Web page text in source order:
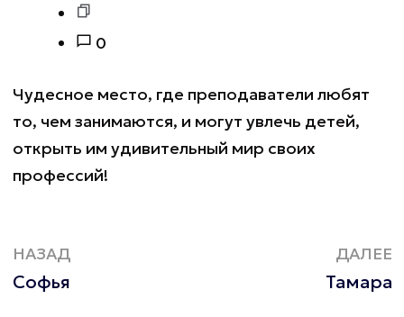
0
Чудесное место, где преподаватели любят
то, чем занимаются, и могут увлечь детей,
открыть им удивительный мир своих
профессий!
НАЗАД
Софья
ДАЛЕЕ
Тамара